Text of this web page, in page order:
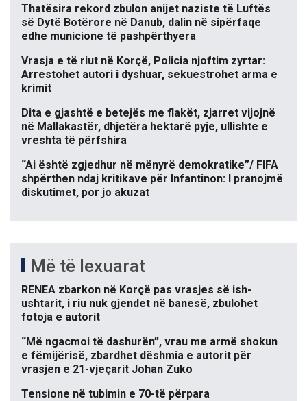
Thatësira rekord zbulon anijet naziste të Luftës
së Dytë Botërore në Danub, dalin në sipërfaqe
edhe municione të pashpërthyera
Vrasja e të riut në Korçë, Policia njoftim zyrtar:
Arrestohet autori i dyshuar, sekuestrohet arma e
krimit
Dita e gjashtë e betejës me flakët, zjarret vijojnë
në Mallakastër, dhjetëra hektarë pyje, ullishte e
vreshta të përfshira
“Ai është zgjedhur në mënyrë demokratike”/ FIFA
shpërthen ndaj kritikave për Infantinon: I pranojmë
diskutimet, por jo akuzat
Më të lexuarat
RENEA zbarkon në Korçë pas vrasjes së ish-
ushtarit, i riu nuk gjendet në banesë, zbulohet
fotoja e autorit
“Më ngacmoi të dashurën”, vrau me armë shokun
e fëmijërisë, zbardhet dëshmia e autorit për
vrasjen e 21-vjeçarit Johan Zuko
Tensione në tubimin e 70-të përpara